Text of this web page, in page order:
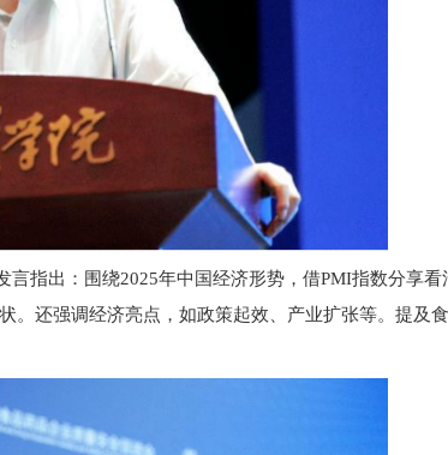
言指出：围绕2025年中国经济形势，借PMI指数分享
。还强调经济亮点，如政策起效、产业扩张等。提及